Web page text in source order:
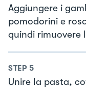
Aggiungere i
pomodorini e
quindi rimuovere
STEP 5
Unire la pasta,